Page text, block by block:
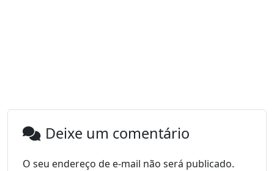
Deixe um comentário
O seu endereço de e-mail não será publicado.